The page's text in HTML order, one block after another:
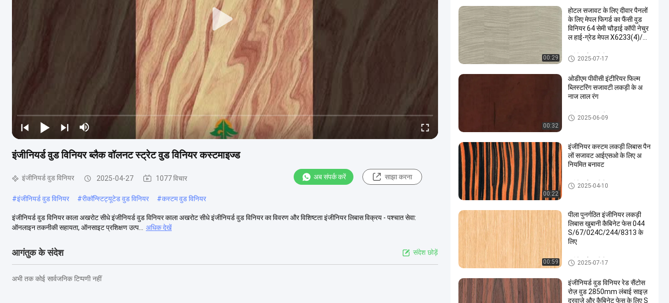
इंजीनियर्ड वुड विनियर ब्लैक वॉलनट स्ट्रेट वुड विनियर कस्टमाइज्ड
इंजीनियर्ड वुड विनियर 2025-04-27 1077 विचार अब संपर्क करें साझा करना
#इंजीनियर्ड वुड विनियर #रीकॉन्स्टिट्यूटेड वुड विनियर #कस्टम वुड विनियर
इंजीनियर्ड वुड विनियर काला अखरोट सीधे इंजीनियर्ड वुड विनियर काला अखरोट सीधे इंजीनियर्ड वुड विनियर का विवरण और विशिष्टता इंजीनियर लिबास विक्रय - पश्चात सेवा:
ऑनलाइन तकनीकी सहायता, ऑनसाइट प्रशिक्षण उत्प...
अधिक देखें
आगंतुक के संदेश संदेश छोड़ें
अभी तक कोई सार्वजनिक टिप्पणी नहीं
00:29
होटल सजावट के लिए दीवार पैनलों
के लिए मेपल फिगर्ड का फैंसी वुड
विनियर 64 सेमी चौड़ाई कॉपी नेचुर
ल हाई-ग्रेड मेपल X6233(4)/X
8033(4)
इंजीनियर्ड वुड विनियर
2025-07-17
00:32
ओडीएम पीवीसी इंटीरियर फिल्म
ब्लिस्टरिंग सजावटी लकड़ी के अ
नाज लाल रंग
पीवीसी सजावटी फिल्म
2025-06-09
00:22
इंजीनियर कस्टम लकड़ी लिबास पैन
लों सजावट आईएसओ के लिए अ
नियमित बनावट
इंजीनियर्ड वुड विनियर
2025-04-10
00:59
पीला पुनर्गठित इंजीनियर लकड़ी
लिबास खुबानी कैबिनेट फेस 044
S/67/024C/244/8313 के
लिए
इंजीनियर्ड वुड विनियर
2025-07-17
इंजीनियर्ड वुड विनियर रेड सैंटोस
रोज़ वुड 2850mm लंबाई साइज़
दरवाज़े और कैबिनेट फेस के लिए S